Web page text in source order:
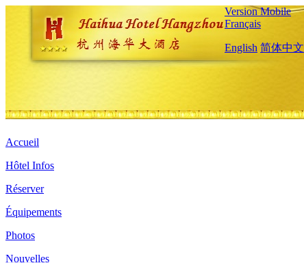
Version Mobile
Français
English 简体中文
Accueil
Hôtel Infos
Réserver
Équipements
Photos
Nouvelles